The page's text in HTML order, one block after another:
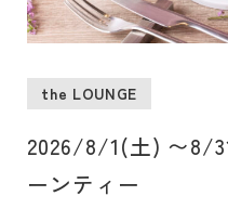
the LOUNGE
2026/8/1(土) 〜8/
ーンティー